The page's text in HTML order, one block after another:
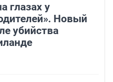
глазах у
Новый
убийства